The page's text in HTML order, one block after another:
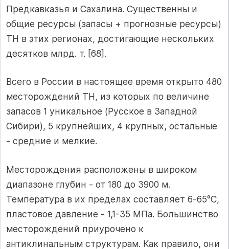
Предкавказья и Сахалина. Существенны и
общие ресурсы (запасы + прогнозные ресурсы)
ТН в этих регионах, достигающие нескольких
десятков млрд. т. [68].
Всего в России в настоящее время открыто 480
месторождений ТН, из которых по величине
запасов 1 уникальное (Русское в Западной
Сибири), 5 крупнейших, 4 крупных, остальные
- средние и мелкие.
Месторождения расположены в широком
диапазоне глубин - от 180 до 3900 м.
Температура в их пределах составляет 6-65°С,
пластовое давление - 1,1-35 МПа. Большинство
месторождений приурочено к
антиклинальным структурам. Как правило, они